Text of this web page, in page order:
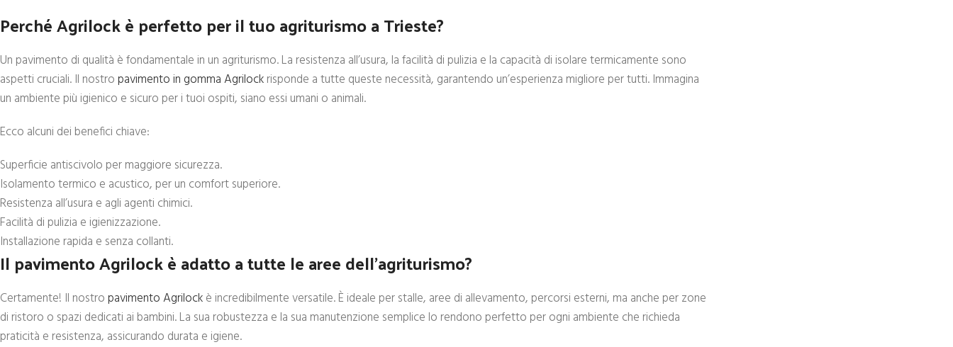
Perché Agrilock è perfetto per il tuo agriturismo a Trieste?
Un pavimento di qualità è fondamentale in un agriturismo. La resistenza all’usura, la facilità di pulizia e la capacità di isolare termicamente sono
aspetti cruciali. Il nostropavimento in gomma Agrilockrisponde a tutte queste necessità, garantendo un’esperienza migliore per tutti. Immagina
un ambiente più igienico e sicuro per i tuoi ospiti, siano essi umani o animali.
Ecco alcuni dei benefici chiave:
Superficie antiscivolo per maggiore sicurezza.
Isolamento termico e acustico, per un comfort superiore.
Resistenza all’usura e agli agenti chimici.
Facilità di pulizia e igienizzazione.
Installazione rapida e senza collanti.
Il pavimento Agrilock è adatto a tutte le aree dell’agriturismo?
Certamente! Il nostropavimento Agrilockè incredibilmente versatile. È ideale per stalle, aree di allevamento, percorsi esterni, ma anche per zone
di ristoro o spazi dedicati ai bambini. La sua robustezza e la sua manutenzione semplice lo rendono perfetto per ogni ambiente che richieda
praticità e resistenza, assicurando durata e igiene.